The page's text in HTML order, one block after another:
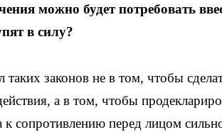
можно будет потребовать
в силу?
законов не в том, чтобы
а в том, чтобы
сопротивлению перед лицом